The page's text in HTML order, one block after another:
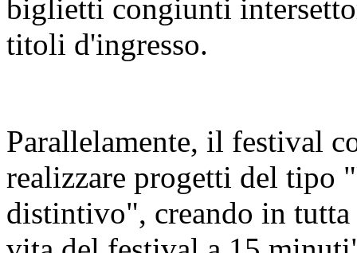
biglietti congiunti
titoli d'ingresso.
Parallelamente, il festival
realizzare progetti del tipo
distintivo", creando in